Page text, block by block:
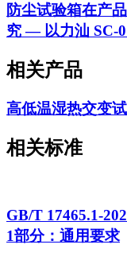
防尘试验箱在产
究 — 以力汕 SC-
相关产品
高低温湿热交变
相关标准
GB/T 17465.1-
1部分：通用要求